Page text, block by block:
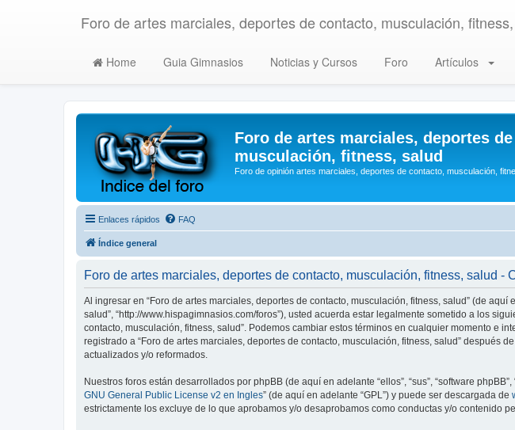
Foro de artes marciales, deportes de contacto, musculación,
Home Guia Gimnasios Noticias y Cursos Foro Artículos
Foro de artes marciales, deportes
musculación, fitness, salud
Foro de opinión artes marciales, deportes de contacto, musculación,
Enlaces rápidos FAQ
Índice general
Foro de artes marciales, deportes de contacto, musculación, fitness, salud -
Al ingresar en “Foro de artes marciales, deportes de contacto, musculación, fitness, salud” (de aquí
salud”, “http://www.hispagimnasios.com/foros”), usted acuerda estar legalmente sometido a los
contacto, musculación, fitness, salud”. Podemos cambiar estos términos en cualquier momento e
registrado a “Foro de artes marciales, deportes de contacto, musculación, fitness, salud”
actualizados y/o reformados.
Nuestros foros están desarrollados por phpBB (de aquí en adelante “ellos”, “sus”, “software
GNU General Public License v2 en Ingles” (de aquí en adelante “GPL”) y puede ser descargada de
estrictamente los excluye de lo que aprobamos y/o desaprobamos como conductas y/o contenido